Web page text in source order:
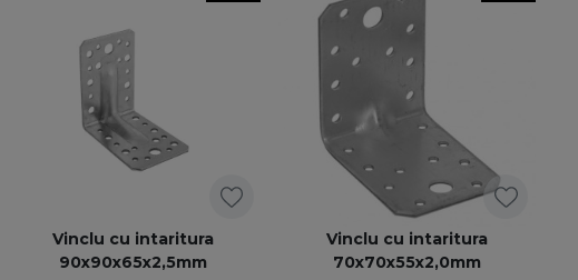
Vinclu cu intaritura
90x90x65x2,5mm
Vinclu cu intaritura
70x70x55x2,0mm